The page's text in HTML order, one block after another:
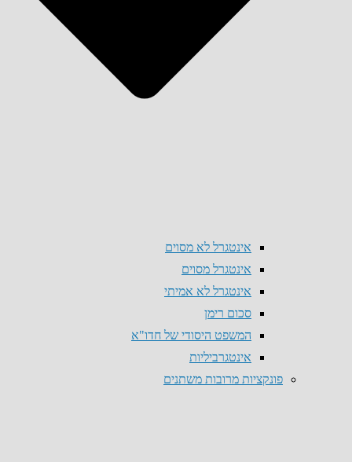
אינטגרל לא מסוים
אינטגרל מסוים
אינטגרל לא אמיתי
סכום רימן
המשפט היסודי של חדו"א
אינטגרביליות
פונקציות מרובות משתנים